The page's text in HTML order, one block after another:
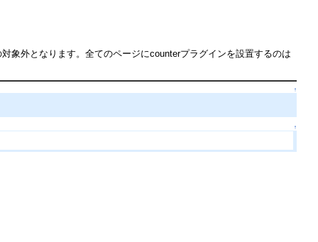
象外となります。全てのページにcounterプラグインを設置するのは
↑
↑